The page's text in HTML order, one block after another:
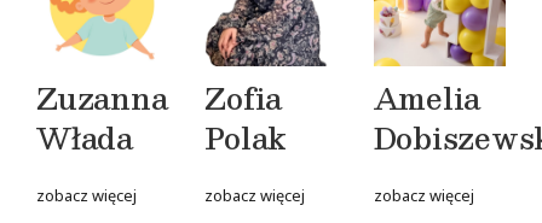
Zuzanna
Włada
zobacz więcej
Zofia
Polak
zobacz więcej
Amelia
zobacz więcej